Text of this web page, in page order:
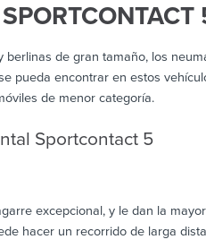
berlinas de gran tamaño, los
pueda encontrar en estos
de menor categoría.
Sportcontact 5
excepcional, y le dan la
hacer un recorrido de larga